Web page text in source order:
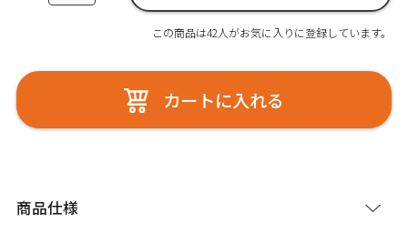
この商品は42人がお気に入りに登録しています。
カートに入れる
商品仕様